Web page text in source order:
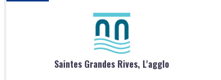
Saintes Grandes Rives, L'agglo